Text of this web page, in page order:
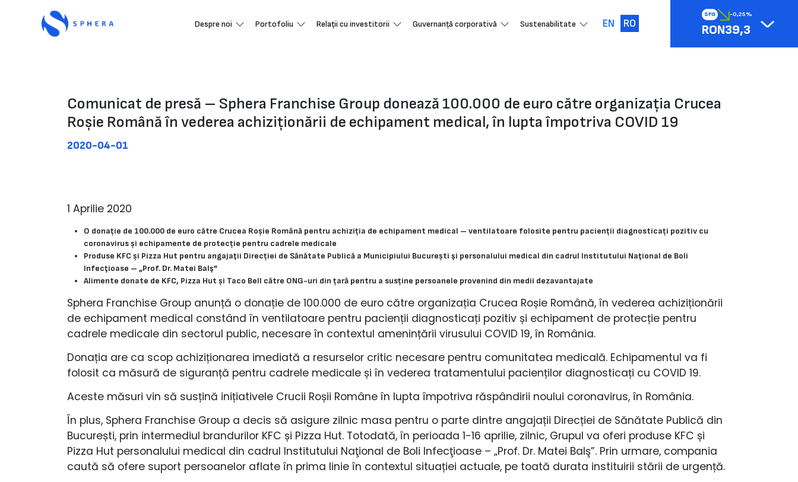
SFG -0,25%
RON39,3
Despre noi Portofoliu Relații cu investitorii Guvernanță corporativă Sustenabilitate EN RO
Comunicat de presă – Sphera Franchise Group donează 100.000 de euro către organizația Crucea
Roșie Română în vederea achiziționării de echipament medical, în lupta împotriva COVID 19
2020-04-01
1 Aprilie 2020
O donație de 100.000 de euro către Crucea Roșie Română pentru achiziția de echipament medical – ventilatoare folosite pentru pacienții diagnosticați pozitiv cu
coronavirus și echipamente de protecție pentru cadrele medicale
Produse KFC și Pizza Hut pentru angajaţii Direcției de Sănătate Publică a Municipiului București şi personalului medical din cadrul Institutului Naţional de Boli
Infecţioase – „Prof. Dr. Matei Balş”
Alimente donate de KFC, Pizza Hut și Taco Bell către ONG-uri din țară pentru a susține persoanele provenind din medii dezavantajate
Sphera Franchise Group anunță o donație de 100.000 de euro către organizația Crucea Roșie Română, în vederea achiziționării
de echipament medical constând în ventilatoare pentru pacienții diagnosticați pozitiv și echipament de protecție pentru
cadrele medicale din sectorul public, necesare în contextul amenințării virusului COVID 19, în România.
Donația are ca scop achiziționarea imediată a resurselor critic necesare pentru comunitatea medicală. Echipamentul va fi
folosit ca măsură de siguranță pentru cadrele medicale și în vederea tratamentului pacienților diagnosticați cu COVID 19.
Aceste măsuri vin să susțină inițiativele Crucii Roșii Române în lupta împotriva răspândirii noului coronavirus, în România.
În plus, Sphera Franchise Group a decis să asigure zilnic masa pentru o parte dintre angajații Direcției de Sănătate Publică din
București, prin intermediul brandurilor KFC și Pizza Hut. Totodată, în perioada 1-16 aprilie, zilnic, Grupul va oferi produse KFC și
Pizza Hut personalului medical din cadrul Institutului Naţional de Boli Infecţioase – „Prof. Dr. Matei Balş”. Prin urmare, compania
caută să ofere suport persoanelor aflate în prima linie în contextul situației actuale, pe toată durata instituirii stării de urgență.